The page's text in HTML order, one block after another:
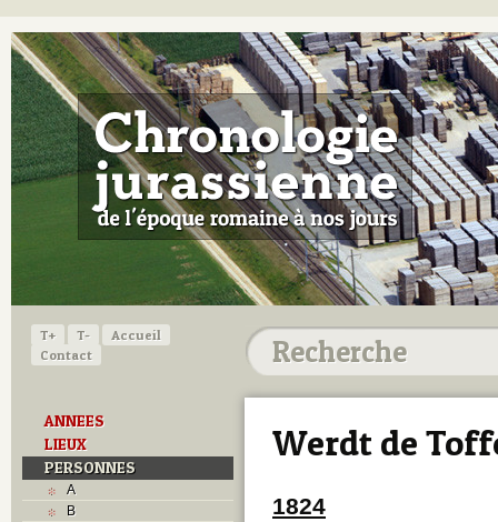
T+ T-
Accueil
Contact
ANNEES
LIEUX
PERSONNES
A
B
Werdt de
1824